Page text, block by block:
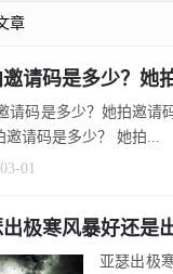
章
请码是多少？她
请码是多少？她拍邀请
邀请码是多少？ 她拍...
01
极寒风暴好还是
亚瑟出极